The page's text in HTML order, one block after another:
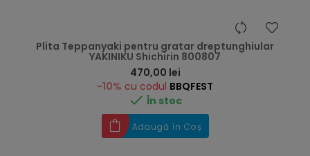
Plita Teppanyaki pentru gratar dreptunghiular
YAKINIKU Shichirin 800807
470,00 lei
-10% cu codul BBQFEST
 În stoc
Adaugă în Coș